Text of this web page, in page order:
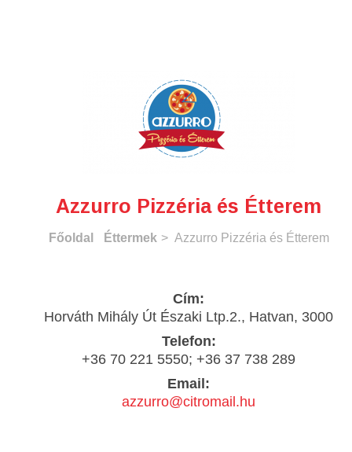
Azzurro Pizzéria és Étterem
Főoldal Éttermek > Azzurro Pizzéria és Étterem
Cím:
Horváth Mihály Út Északi Ltp.2., Hatvan, 3000
Telefon:
+36 70 221 5550; +36 37 738 289
Email:
azzurro@citromail.hu